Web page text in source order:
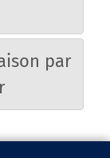
par